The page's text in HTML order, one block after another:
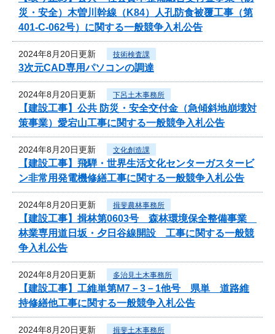
災・安全）木曽川幹線（K84）人孔防食被覆工事（第
401-C-062号）に関する一般競争入札公告
2024年8月20日更新 技術検査課
3次元CAD専用パソコンの調達
2024年8月20日更新 下呂土木事務所
【建設工事】公共 防災・安全交付金（急傾斜地崩壊対
策事業）愛宕山工事に関する一般競争入札公告
2024年8月20日更新 文化創造課
【建設工事】飛騨・世界生活文化センターガスタービ
ン非常用発電機修繕工事に関する一般競争入札公告
2024年8月20日更新 揖斐農林事務所
【建設工事】揖林第0603号 森林環境保全整備事業
林業専用道日坂・夕日谷線開設 工事に関する一般競
争入札公告
2024年8月20日更新 多治見土木事務所
【建設工事】工維単第M7－3－1他号 県単 道路維
持修繕他工事に関する一般競争入札公告
2024年8月20日更新 揖斐土木事務所